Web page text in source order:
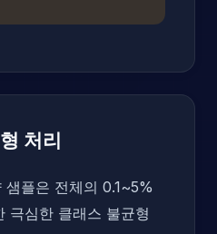
처리
플은 전체의 0.1~5%
극심한 클래스 불균형